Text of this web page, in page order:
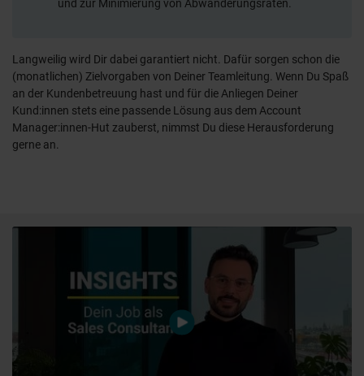
und zur Minimierung von Abwanderungsraten.
Langweilig wird Dir dabei garantiert nicht. Dafür sorgen schon die
(monatlichen) Zielvorgaben von Deiner Teamleitung. Wenn Du Spaß
an der Kundenbetreuung hast und für die Anliegen Deiner
Kund:innen stets eine passende Lösung aus dem Account
Manager:innen-Hut zauberst, nimmst Du diese Herausforderung
gerne an.
video.play